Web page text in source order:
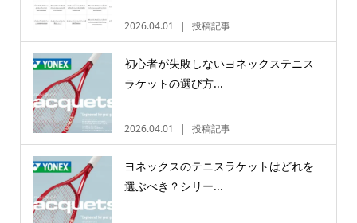
2026.04.01 投稿記事
初心者が失敗しないヨネックステニス
ラケットの選び方...
2026.04.01 投稿記事
ヨネックスのテニスラケットはどれを
選ぶべき？シリー...